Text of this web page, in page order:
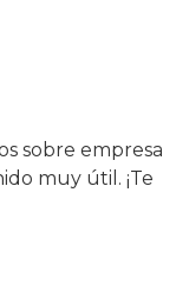
sobre empresa
muy útil. ¡Te